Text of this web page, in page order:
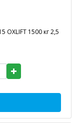
OXLIFT 1500 кг 2,5